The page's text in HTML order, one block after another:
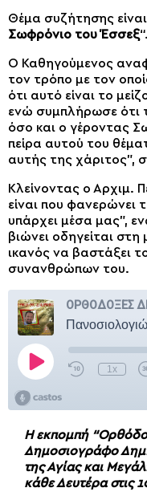
Θέμα συζήτησης
Σωφρόνιο του Έσσεξ“.
Ο Καθηγούμενος
τον τρόπο με τον
ότι αυτό είναι το
ενώ συμπλήρωσε ότι
όσο και ο γέροντας
πείρα αυτού του
αυτής της χάριτος”,
Κλείνοντας ο Αρχιμ.
είναι που
υπάρχει μέσα μας”,
βιώνει οδηγείται στη
ικανός να βαστάξει
συνανθρώπων του.
Η εκπομπή
Δημοσιογράφο
της Αγίας και
κάθε Δευτέρα στις